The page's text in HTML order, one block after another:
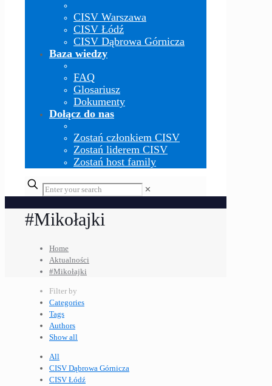
CISV Warszawa
CISV Łódź
CISV Dąbrowa Górnicza
Baza wiedzy
FAQ
Glosariusz
Dokumenty
Dołącz do nas
Zostań członkiem CISV
Zostań liderem CISV
Zostań host family
✕
#Mikołajki
Home
Aktualności
#Mikołajki
Filter by
Categories
Tags
Authors
Show all
All
CISV Dąbrowa Górnicza
CISV Łódź